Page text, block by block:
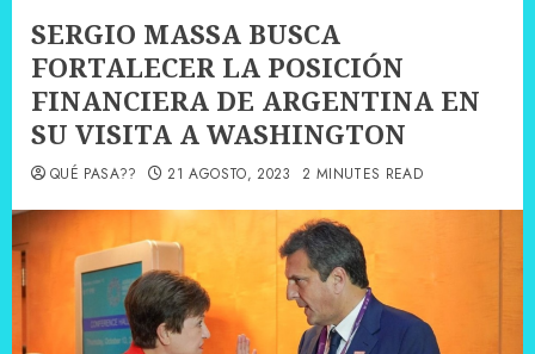
SERGIO MASSA BUSCA
FORTALECER LA POSICIÓN
FINANCIERA DE ARGENTINA EN
SU VISITA A WASHINGTON
QUÉ PASA?? 21 AGOSTO, 2023 2 MINUTES READ